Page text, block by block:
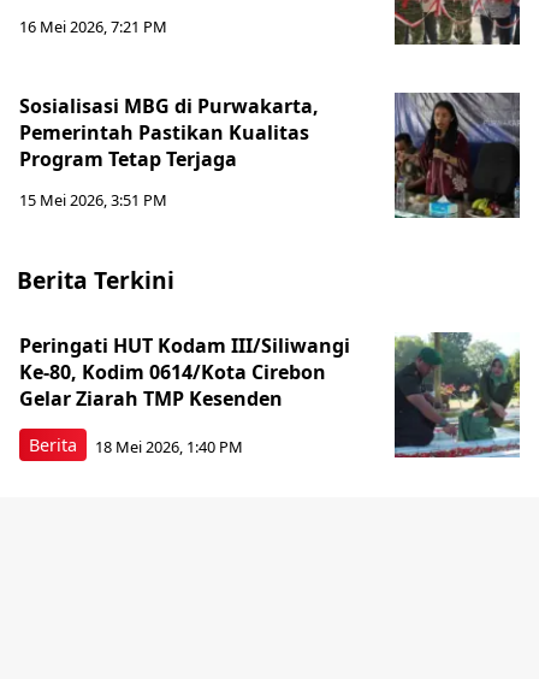
16 Mei 2026, 7:21 PM
Sosialisasi MBG di Purwakarta,
Pemerintah Pastikan Kualitas
Program Tetap Terjaga
15 Mei 2026, 3:51 PM
Berita Terkini
Berita
Peringati HUT Kodam III/Siliwangi
Ke-80, Kodim 0614/Kota Cirebon
Gelar Ziarah TMP Kesenden
18 Mei 2026, 1:40 PM